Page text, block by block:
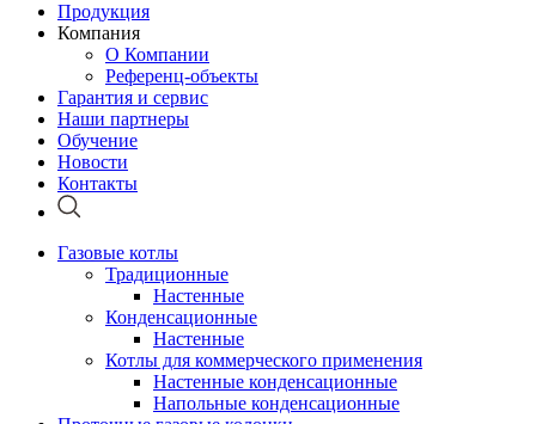
Продукция
Компания
О Компании
Референц-объекты
Гарантия и сервис
Наши партнеры
Обучение
Новости
Контакты
Газовые котлы
Традиционные
Настенные
Конденсационные
Настенные
Котлы для коммерческого применения
Настенные конденсационные
Напольные конденсационные